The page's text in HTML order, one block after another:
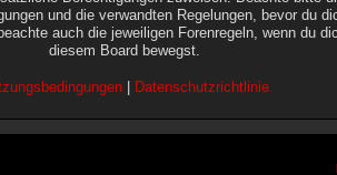
und die verwandten Regelungen, bevor du
auch die jeweiligen Forenregeln, wenn du
diesem Board bewegst.
| Datenschutzrichtlinie